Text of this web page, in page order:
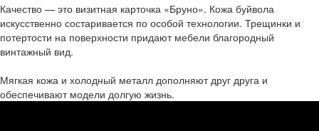
Качество — это визитная карточка «Бруно». Кожа буйвола
искусственно состаривается по особой технологии. Трещинки и
потертости на поверхности придают мебели благородный
винтажный вид.
Мягкая кожа и холодный металл дополняют друг друга и
обеспечивают модели долгую жизнь.